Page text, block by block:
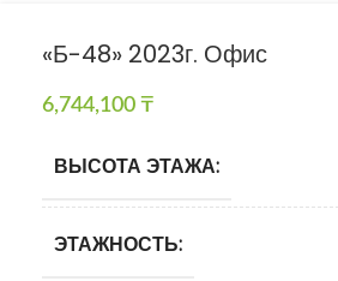
«Б-48» 2023г. Офис
6,744,100 ₸
ВЫСОТА ЭТАЖА:
ЭТАЖНОСТЬ: